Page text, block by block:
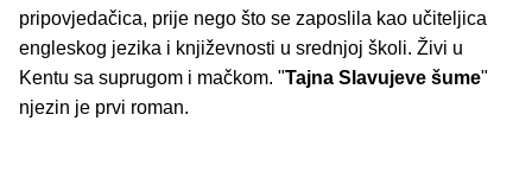
pripovjedačica, prije nego što se zaposlila kao učiteljica
engleskog jezika i književnosti u srednjoj školi. Živi u
Kentu sa suprugom i mačkom. "Tajna Slavujeve šume"
njezin je prvi roman.